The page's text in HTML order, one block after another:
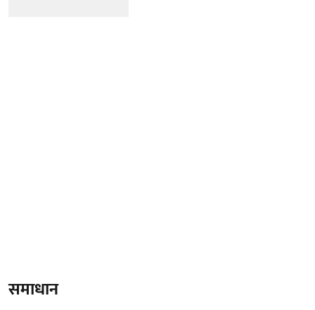
समाधान